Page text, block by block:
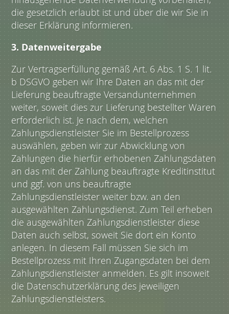
die gesetzlich erlaubt ist und über die wir Sie in
dieser Erklärung informieren.
3. Datenweitergabe
Zur Vertragserfüllung gemäß Art. 6 Abs. 1 S. 1 lit.
b DSGVO geben wir Ihre Daten an das mit der
Lieferung beauftragte Versandunternehmen
weiter, soweit dies zur Lieferung bestellter Waren
erforderlich ist. Je nach dem, welchen
Zahlungsdienstleister Sie im Bestellprozess
auswählen, geben wir zur Abwicklung von
Zahlungen die hierfür erhobenen Zahlungsdaten
an das mit der Zahlung beauftragte Kreditinstitut
und ggf. von uns beauftragte
Zahlungsdienstleister weiter bzw. an den
ausgewählten Zahlungsdienst. Zum Teil erheben
die ausgewählten Zahlungsdienstleister diese
Daten auch selbst, soweit Sie dort ein Konto
anlegen. In diesem Fall müssen Sie sich im
Bestellprozess mit Ihren Zugangsdaten bei dem
Zahlungsdienstleister anmelden. Es gilt insoweit
die Datenschutzerklärung des jeweiligen
Zahlungsdienstleisters.